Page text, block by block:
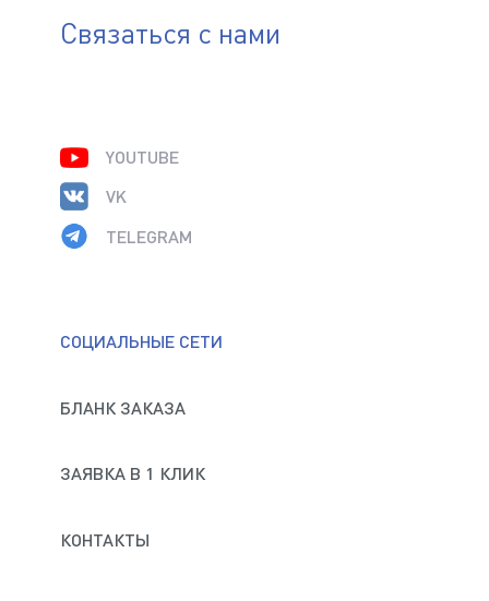
Связаться с нами
СОЦИАЛЬНЫЕ СЕТИ
БЛАНК ЗАКАЗА
ЗАЯВКА В 1 КЛИК
КОНТАКТЫ
YOUTUBE
VK
TELEGRAM